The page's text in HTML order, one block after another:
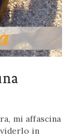
mi affascina
in